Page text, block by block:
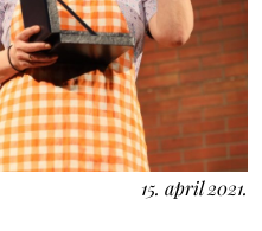
15. april 2021.